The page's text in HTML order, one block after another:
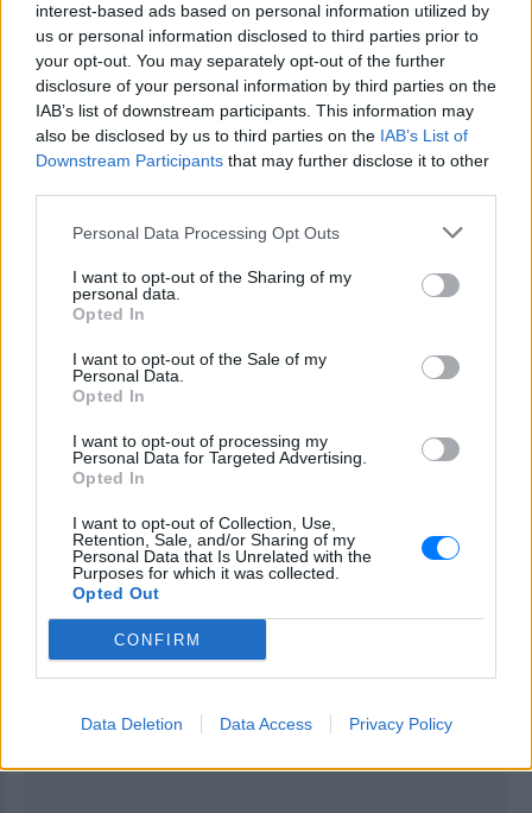
interest-based ads based on personal information utilized by
us or personal information disclosed to third parties prior to
your opt-out. You may separately opt-out of the further
disclosure of your personal information by third parties on the
IAB’s list of downstream participants. This information may
also be disclosed by us to third parties on the IAB’s List of
Downstream Participants that may further disclose it to other
Personal Data Processing Opt Outs
I want to opt-out of the Sharing of my
personal data.
Opted In
I want to opt-out of the Sale of my
Personal Data.
Opted In
I want to opt-out of processing my
Personal Data for Targeted Advertising.
Opted In
I want to opt-out of Collection, Use,
Retention, Sale, and/or Sharing of my
Personal Data that Is Unrelated with the
Purposes for which it was collected.
Opted Out
CONFIRM
Data Deletion Data Access Privacy Policy
τους πελάτες τους και τα εισοδήματά τους να
εξανεμίζονται. Με αρχηγό τη φιλόδοξη χωρισμένη
μητέρα Ντέστινι (Κόνστανς Γου) και με τη βοήθεια
της βετεράνου στpίπερ Ραμόνα (Τζένιφερ Λόπεζ),
θα ενώσουν τις δυνάμεις τους κλέβοντας και
εξαπατώντας πλούσιους άντρες της Γουόλ Στριτ. Το
σχέδιο τους δουλεύει με μεγάλη επιτυχία μέχρι που
τα πράγματα αρχίζουν να βγαίνουν εκτός ελέγχου.
ΔΙΑΦΗΜΙΣΗ